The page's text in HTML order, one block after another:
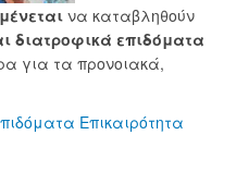
να καταβληθούν
διατροφικά επιδόματα
για τα προνοιακά,
Επικαιρότητα